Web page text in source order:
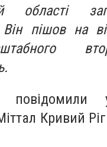
області
пішов на
у
Кривий